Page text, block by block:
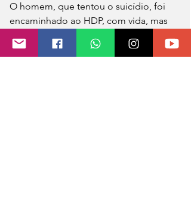
O homem, que tentou o suicídio, foi
encaminhado ao HDP, com vida, mas
sobre o seu estado de saúde até o